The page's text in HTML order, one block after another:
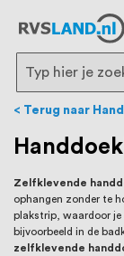
RVS Land
bijna 20
voor
webshop
van
100.000
Search
Terug naar
Zelfklevende
ophangen zonder te
plakstrip, waardoor je
bijvoorbeeld in de
zelfklevende